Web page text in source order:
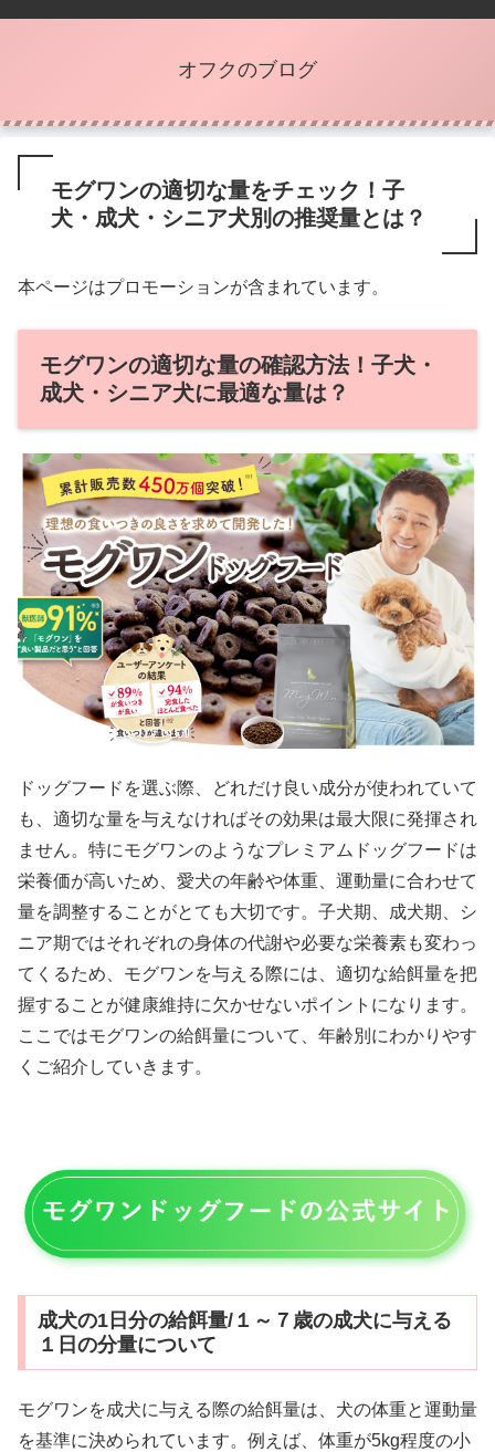
オフクのブログ
モグワンの適切な量をチェック！子
犬・成犬・シニア犬別の推奨量とは？
本ページはプロモーションが含まれています。
モグワンの適切な量の確認方法！子犬・
成犬・シニア犬に最適な量は？
ドッグフードを選ぶ際、どれだけ良い成分が使われていて
も、適切な量を与えなければその効果は最大限に発揮され
ません。特にモグワンのようなプレミアムドッグフードは
栄養価が高いため、愛犬の年齢や体重、運動量に合わせて
量を調整することがとても大切です。子犬期、成犬期、シ
ニア期ではそれぞれの身体の代謝や必要な栄養素も変わっ
てくるため、モグワンを与える際には、適切な給餌量を把
握することが健康維持に欠かせないポイントになります。
ここではモグワンの給餌量について、年齢別にわかりやす
くご紹介していきます。
成犬の1日分の給餌量/１～７歳の成犬に与える
１日の分量について
モグワンを成犬に与える際の給餌量は、犬の体重と運動量
を基準に決められています。例えば、体重が5kg程度の小